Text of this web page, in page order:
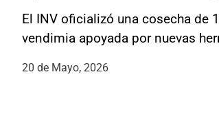
El INV oficializó una cosecha de
vendimia apoyada por nuevas
20 de Mayo, 2026